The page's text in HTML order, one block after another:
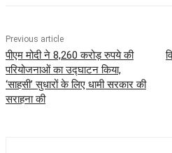
Previous article
पीएम मोदी ने 8,260 करोड़ रुपये की
परियोजनाओं का उद्घाटन किया,
‘साहसी’ सुधारों के लिए धामी सरकार की
सराहना की